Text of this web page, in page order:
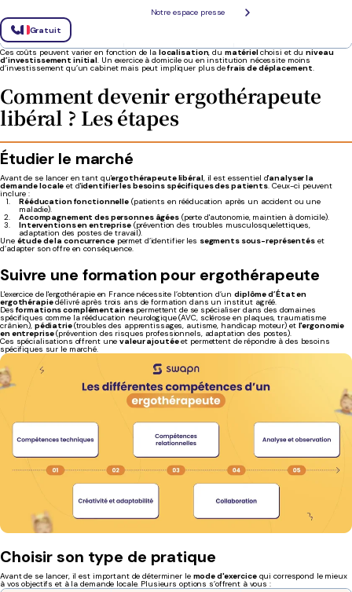
Notre espace presse
Gratuit
marketing
500 - 3 000 € Site internet, cartes de
Ces coûts peuvent varier en fonction de lalocalisation, dumatérielchoisi et duniveau
d’investissement initial. Un exercice à domicile ou en institution nécessite moins
d’investissement qu’un cabinet mais peut impliquer plus defrais de déplacement.
Comment devenir ergothérapeute
libéral ? Les étapes
Étudier le marché
Avant de se lancer en tant qu'ergothérapeute libéral, il est essentiel d'analyser la
demande locale et d'identifier les besoins spécifiques des patients. Ceux-ci peuvent
inclure :
Rééducation fonctionnelle (patients en rééducation après un accident ou une
maladie).
Accompagnement des personnes âgées(perte d'autonomie, maintien à domicile).
Interventions en entreprise(prévention des troubles musculosquelettiques,
adaptation des postes de travail).
Une étude de la concurrencepermet d’identifier les segments sous-représentéset
d’adapter son offre en conséquence.
Suivre une formation pour ergothérapeute
L'exercice de l'ergothérapie en France nécessite l’obtention d’undiplôme d’État en
ergothérapiedélivré après trois ans de formation dans un institut agréé.
Des formations complémentairespermettent de se spécialiser dans des domaines
spécifiques comme la rééducation neurologique (AVC, sclérose en plaques, traumatisme
crânien), pédiatrie(troubles des apprentissages, autisme, handicap moteur) et l'ergonomie
en entreprise(prévention des risques professionnels, adaptation des postes).
Ces spécialisations offrent unevaleur ajoutéeet permettent de répondre à des besoins
spécifiques sur le marché.
Choisir son type de pratique
Avant de se lancer, il est important de déterminer le mode d'exercicequi correspond le mieux
à vos objectifs et à la demande locale. Plusieurs options s’offrent à vous :